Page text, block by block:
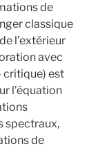
de
classique
l’extérieur
avec
critique) est
l’équation
spectraux,
de